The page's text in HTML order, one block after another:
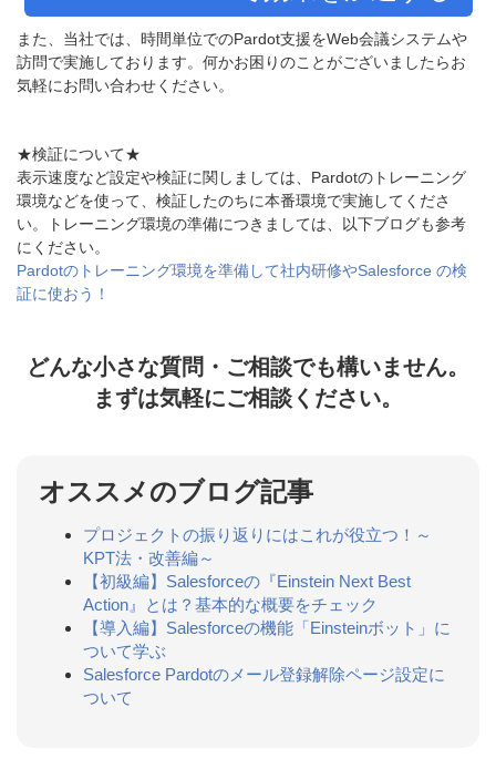
また、当社では、時間単位でのPardot支援をWeb会議システムや
訪問で実施しております。何かお困りのことがございましたらお
気軽にお問い合わせください。
★検証について★
表示速度など設定や検証に関しましては、 Pardotのトレーニング
環境などを使って、検証したのちに本番環境で実施してくださ
い。トレーニング環境の準備につきましては、以下ブログも参考
にください。
Pardotのトレーニング環境を準備して社内研修やSalesforce の検
証に使おう！
どんな小さな質問・ご相談でも構いません。
まずは気軽にご相談ください。
オススメのブログ記事
プロジェクトの振り返りにはこれが役立つ！～
KPT法・改善編～
【初級編】Salesforceの『Einstein Next Best
Action』とは？基本的な概要をチェック
【導入編】Salesforceの機能「Einsteinボット」に
ついて学ぶ
Salesforce Pardotのメール登録解除ページ設定に
ついて